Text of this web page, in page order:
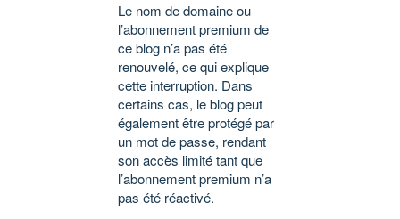
Le nom de domaine ou
l’abonnement premium de
ce blog n’a pas été
renouvelé, ce qui explique
cette interruption. Dans
certains cas, le blog peut
également être protégé par
un mot de passe, rendant
son accès limité tant que
l’abonnement premium n’a
pas été réactivé.